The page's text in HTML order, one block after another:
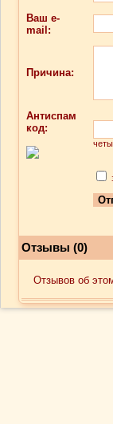
Ваш e-
mail:
Причина:
Антиспам
код:
Отзывы (0)
Отзывов об